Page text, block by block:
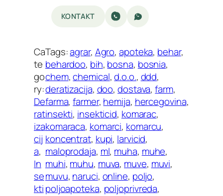
KONTAKT
Ca
te
go
ry:
De
rat
iza
cij
a
In
se
kti
Tags:agrar, Agro, apoteka, behar
behardoo, bih, bosna, bosnia
chem, chemical, d.o.o., ddd
deratizacija, doo, dostava, farm
farma, farmer, hemija, hercegovina
insekti, insekticid, komarac
komaraca, komarci, komarcu
koncentrat, kupi, larvicid
maloprodaja, ml, muha, muhe
muhi, muhu, muva, muve, muvi
muvu, naruci, online, poljo
poljoapoteka, poljoprivreda